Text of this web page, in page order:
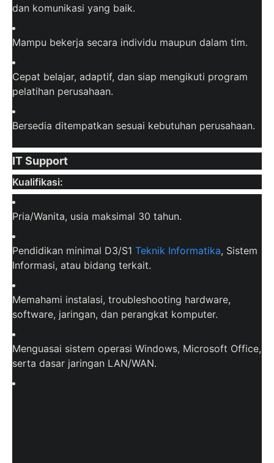
dan komunikasi yang baik.
Mampu bekerja secara individu maupun dalam tim.
Cepat belajar, adaptif, dan siap mengikuti program
pelatihan perusahaan.
Bersedia ditempatkan sesuai kebutuhan perusahaan.
IT Support
Kualifikasi:
Pria/Wanita, usia maksimal 30 tahun.
Pendidikan minimal D3/S1 Teknik Informatika, Sistem
Informasi, atau bidang terkait.
Memahami instalasi, troubleshooting hardware,
software, jaringan, dan perangkat komputer.
Menguasai sistem operasi Windows, Microsoft Office,
serta dasar jaringan LAN/WAN.